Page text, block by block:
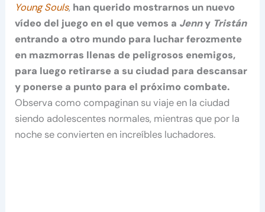
Young Souls, han querido mostrarnos un nuevo
vídeo del juego en el que vemos a Jenny Tristán
entrando a otro mundo para luchar ferozmente
en mazmorras llenas de peligrosos enemigos,
para luego retirarse a su ciudad para descansar
y ponerse a punto para el próximo combate.
Observa como compaginan su viaje en la ciudad
siendo adolescentes normales, mientras que por la
noche se convierten en increíbles luchadores.